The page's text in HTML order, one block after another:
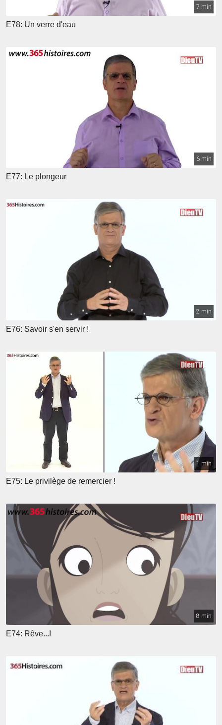
7 min
E78: Un verre d'eau
6 min
E77: Le plongeur
2 min
E76: Savoir s'en servir !
1 min
E75: Le privilège de remercier !
8 min
E74: Rêve...!